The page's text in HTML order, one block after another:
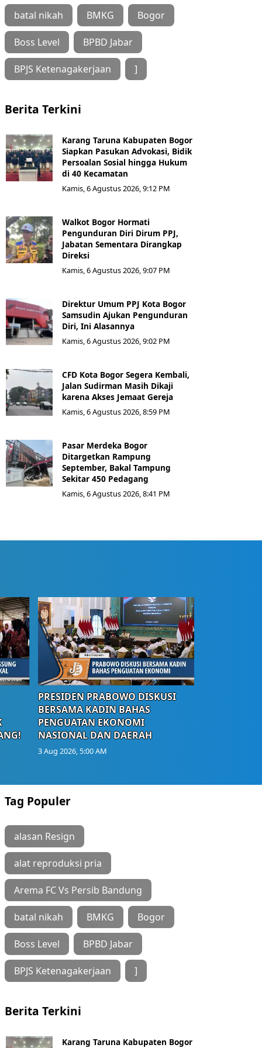
batal nikah BMKG Bogor
Boss Level BPBD Jabar
BPJS Ketenagakerjaan ]
Berita Terkini
Karang Taruna Kabupaten Bogor
Siapkan Pasukan Advokasi, Bidik
Persoalan Sosial hingga Hukum
di 40 Kecamatan
Kamis, 6 Agustus 2026, 9:12 PM
Walkot Bogor Hormati
Pengunduran Diri Dirum PPJ,
Jabatan Sementara Dirangkap
Direksi
Kamis, 6 Agustus 2026, 9:07 PM
Direktur Umum PPJ Kota Bogor
Samsudin Ajukan Pengunduran
Diri, Ini Alasannya
Kamis, 6 Agustus 2026, 9:02 PM
CFD Kota Bogor Segera Kembali,
Jalan Sudirman Masih Dikaji
karena Akses Jemaat Gereja
Kamis, 6 Agustus 2026, 8:59 PM
Pasar Merdeka Bogor
Ditargetkan Rampung
September, Bakal Tampung
Sekitar 450 Pedagang
Kamis, 6 Agustus 2026, 8:41 PM
PRESIDEN PRABOWO DISKUSI
BERSAMA KADIN BAHAS
PENGUATAN EKONOMI
NASIONAL DAN DAERAH
3 Aug 2026, 5:00 AM
Tag Populer
alasan Resign
alat reproduksi pria
Arema FC Vs Persib Bandung
batal nikah BMKG Bogor
Boss Level BPBD Jabar
BPJS Ketenagakerjaan ]
Berita Terkini
Karang Taruna Kabupaten Bogor